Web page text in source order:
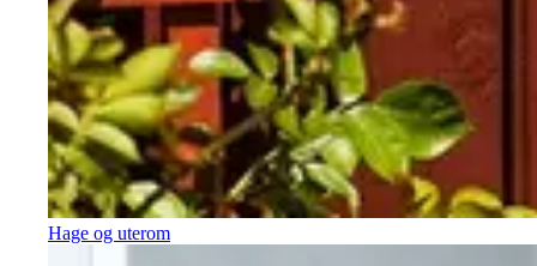
Hage og uterom